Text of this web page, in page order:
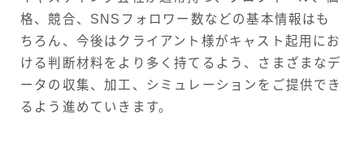
格、競合、SNSフォロワー数などの基本情報はも
ちろん、今後はクライアント様がキャスト起用にお
ける判断材料をより多く持てるよう、さまざまなデ
ータの収集、加工、シミュレーションをご提供でき
るよう進めていきます。